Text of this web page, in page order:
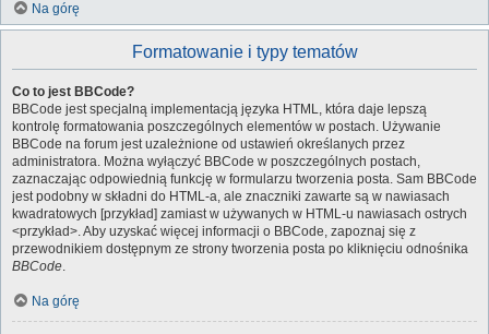
Na górę
Formatowanie i typy tematów
Co to jest BBCode?
BBCode jest specjalną implementacją języka HTML, która daje lepszą
kontrolę formatowania poszczególnych elementów w postach. Używanie
BBCode na forum jest uzależnione od ustawień określanych przez
administratora. Można wyłączyć BBCode w poszczególnych postach,
zaznaczając odpowiednią funkcję w formularzu tworzenia posta. Sam BBCode
jest podobny w składni do HTML-a, ale znaczniki zawarte są w nawiasach
kwadratowych [przykład] zamiast w używanych w HTML-u nawiasach ostrych
<przykład>. Aby uzyskać więcej informacji o BBCode, zapoznaj się z
przewodnikiem dostępnym ze strony tworzenia posta po kliknięciu odnośnika
BBCode.
Na górę